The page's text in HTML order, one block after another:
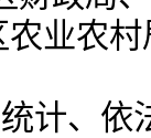
业农
计、依